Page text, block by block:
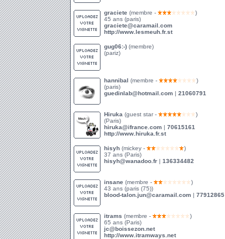
graciete (membre -
)
45 ans (paris)
graciete@caramail.com
http://www.lesmeuh.fr.st
gug06:-) (membre)
(pariz)
hannibal (membre -
)
(paris)
guedinlab@hotmail.com | 21060791
Hiruka (guest star -
)
(Paris)
hiruka@ifrance.com | 70615161
http://www.hiruka.fr.st
hisyh (mickey -
)
37 ans (Paris)
hisyh@wanadoo.fr | 136334482
insane (membre -
)
43 ans (paris (75))
blood-talon.jun@caramail.com | 77912865
itrams (membre -
)
65 ans (Paris)
jc@boissezon.net
http://www.itramways.net